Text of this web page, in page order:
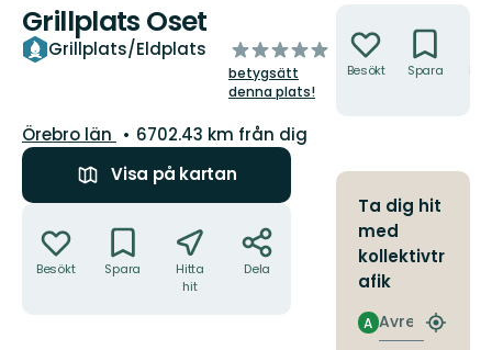
Grillplats Oset
Grillplats/Eldplats
av
5
stjärnor
betygsätt
denna plats!
Län:
Örebro län
6702.43 km från dig
Visa på kartan
Besökt Spara
Hitta
hit
Dela
Besökt Spara
Ta dig hit
med
kollektivtr
afik
Avresa
A
Hitta